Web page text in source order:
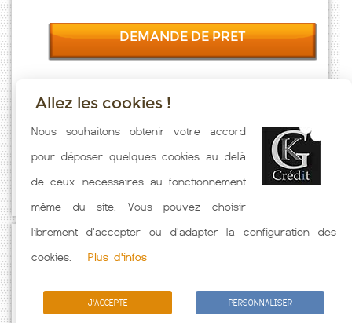
DEMANDE DE PRET
Taux emprunt actualisés (Marvelise) toutes les semaines. Taux
Immobilier pratiqués par nos partenaires bancaires. Meilleur Taux
hors assurance. Taux crédit immobilier indicatif fonction des
caractéristiques de l'emprunteur.
Allez les cookies !
Nous souhaitons obtenir votre accord
pour déposer quelques cookies au delà
de ceux nécessaires au fonctionnement
même du site. Vous pouvez choisir
librement d'accepter ou d'adapter la configuration des
cookies.
Plus d'infos
J'ACCEPTE PERSONNALISER